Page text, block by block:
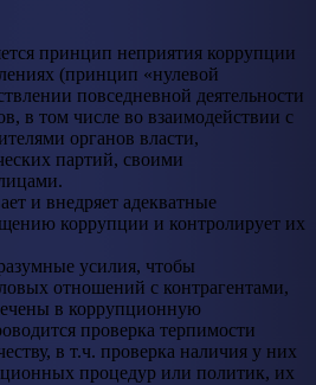
принцип неприятия коррупции
(принцип «нулевой
повседневной деятельности
в том числе во взаимодействии с
органов власти,
партий, своими
и внедряет адекватные
коррупции и контролирует их
усилия, чтобы
отношений с контрагентами,
в коррупционную
проверка терпимости
в т.ч. проверка наличия у них
процедур или политик, их